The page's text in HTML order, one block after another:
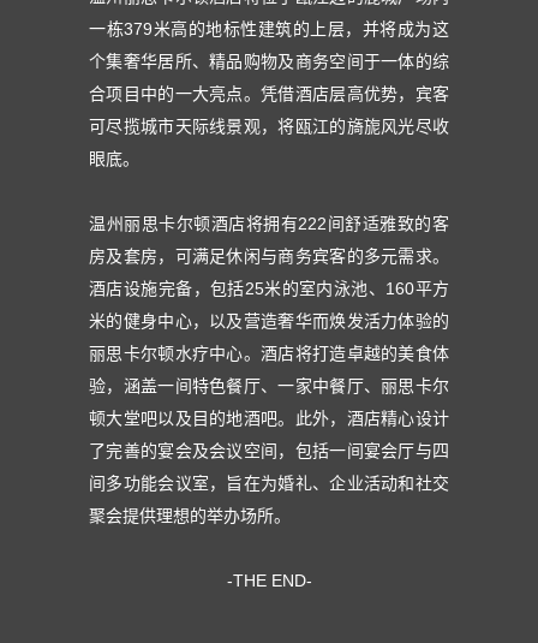
一栋379米高的地标性建筑的上层，并将成为这
个集奢华居所、精品购物及商务空间于一体的综
合项目中的一大亮点。凭借酒店层高优势，宾客
可尽揽城市天际线景观，将瓯江的旖旎风光尽收
眼底。
温州丽思卡尔顿酒店将拥有222间舒适雅致的客
房及套房，可满足休闲与商务宾客的多元需求。
酒店设施完备，包括25米的室内泳池、160平方
米的健身中心，以及营造奢华而焕发活力体验的
丽思卡尔顿水疗中心。酒店将打造卓越的美食体
验，涵盖一间特色餐厅、一家中餐厅、丽思卡尔
顿大堂吧以及目的地酒吧。此外，酒店精心设计
了完善的宴会及会议空间，包括一间宴会厅与四
间多功能会议室，旨在为婚礼、企业活动和社交
聚会提供理想的举办场所。
-THE END-